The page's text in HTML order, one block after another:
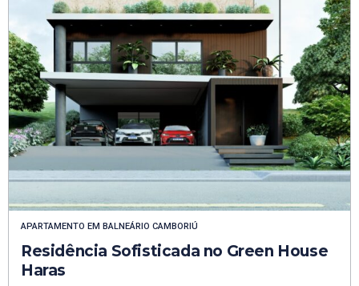
APARTAMENTO EM BALNEÁRIO CAMBORIÚ
Residência Sofisticada no Green House
Haras